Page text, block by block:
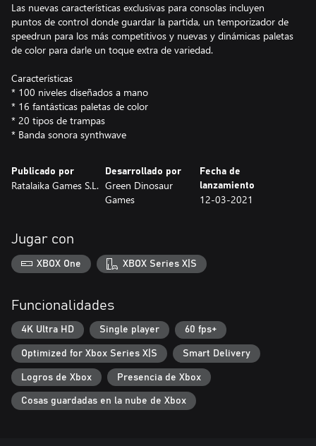
Las nuevas características exclusivas para consolas incluyen
puntos de control donde guardar la partida, un temporizador de
speedrun para los más competitivos y nuevas y dinámicas paletas
de color para darle un toque extra de variedad.
Características
* 100 niveles diseñados a mano
* 16 fantásticas paletas de color
* 20 tipos de trampas
* Banda sonora synthwave
Publicado por
Ratalaika Games S.L.
Desarrollado por
Green Dinosaur
Games
Fecha de
lanzamiento
12-03-2021
Jugar con
XBOX One XBOX Series X|S
Funcionalidades
4K Ultra HD Single player 60 fps+
Optimized for Xbox Series X|S Smart Delivery
Logros de Xbox Presencia de Xbox
Cosas guardadas en la nube de Xbox